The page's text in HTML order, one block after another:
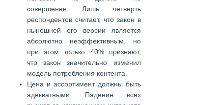
совершенен. Лишь четверть
респондентов считает, что закон в
нынешней его версии является
абсолютно неэффективным, но
при этом только 40% признают,
что закон значительно изменил
модель потребления контента.
Цена и ассортимент должны быть
адекватными. Падение всех